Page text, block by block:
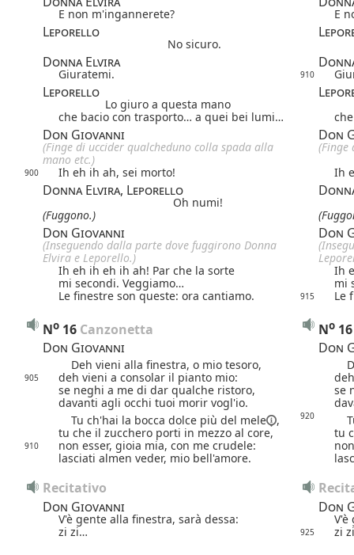
E non m'ingannerete? E
Leporello
No sicuro.
Donna Elvira
Giuratemi. 910
Leporello
Lo giuro a questa mano
che bacio con trasporto… a quei bei lumi…
Don Giovanni Don
(Finge di uccider qualcheduno colla spada alla
mano etc.)
(Finge
900 Ih eh ih ah, sei morto! Ih
Donna Elvira, Leporello
Oh numi!
(Fuggono.)
Don Giovanni Don
(Inseguendo dalla parte dove fuggirono Donna
Elvira e Leporello.)
Ih eh ih eh ih ah! Par che la sorte
Ih
mi secondi. Veggiamo…
mi
Le finestre son queste: ora cantiamo.
915 Le
No 16 Canzonetta No 16
Don Giovanni
Don
Deh vieni alla finestra, o mio tesoro,
905 deh vieni a consolar il pianto mio:
se neghi a me di dar qualche ristoro,
se
davanti agli occhi tuoi morir vogl'io.
Tu ch'hai la bocca dolce più del mele , 920
tu che il zucchero porti in mezzo al core,
tu
910 non esser, gioia mia, con me crudele:
lasciati almen veder, mio bell'amore.
Recitativo
Don Giovanni
Don
V'è gente alla finestra, sarà dessa:
V'è
zi zi…
925 zi